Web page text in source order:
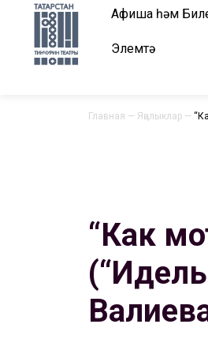
Афиша һәм
Элемтә
Главная — Яңалыклар —
“Как